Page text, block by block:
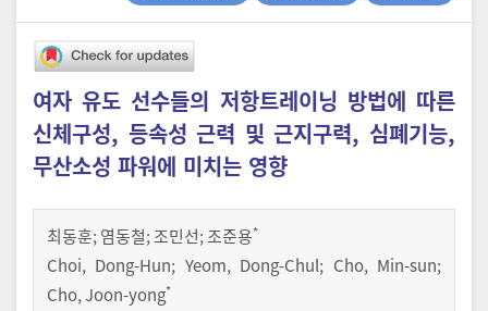
여자 유도 선수들의 저항트레이닝 방법에 따른
신체구성, 등속성 근력 및 근지구력, 심폐기능,
무산소성 파워에 미치는 영향
최동훈;염동철;조민선;조준용*
Choi, Dong-Hun; Yeom, Dong-Chul; Cho, Min-sun;
Cho, Joon-yong*